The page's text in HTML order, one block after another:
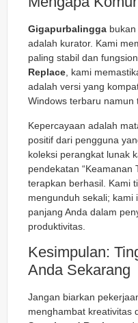
Gigapurbalingga
adalah kurator. Kami
paling stabil dan
Replace, kami
adalah versi yang
Windows terbaru namun
Kepercayaan adalah
positif dari pengguna
koleksi perangkat lunak
pendekatan “Keamanan
terapkan berhasil. Kami
mengunduh sekali; kami
panjang Anda dalam
produktivitas.
Kesimpulan:
Anda Sekarang
Jangan biarkan
menghambat kreativitas